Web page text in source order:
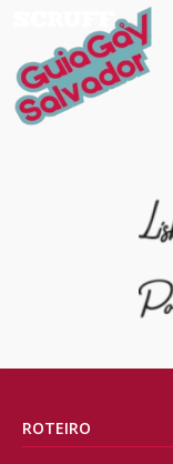
ROTEIRO